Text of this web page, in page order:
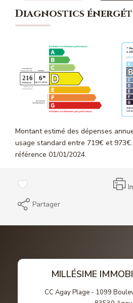
Diagnostics
Montant estimé des dépenses
usage standard entre 719€ et
référence 01/01/2024.
Partager
MILLÉSIME
CC Agay Plage - 1099